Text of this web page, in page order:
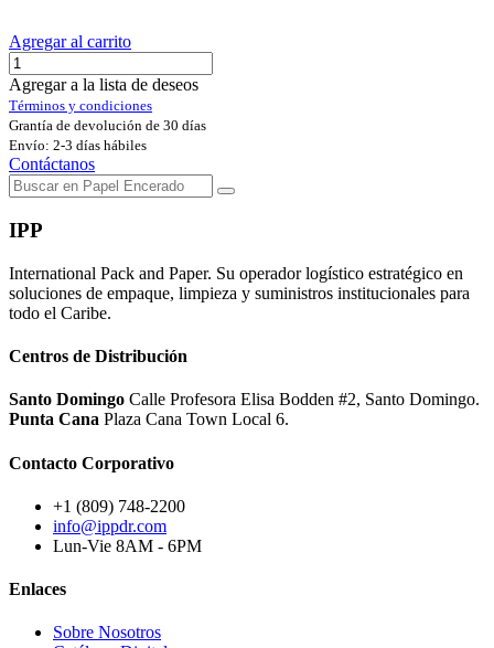
Agregar al carrito
Agregar a la lista de deseos
Términos y condiciones
Grantía de devolución de 30 días
Envío: 2-3 días hábiles
Contáctanos
IPP
International Pack and Paper. Su operador logístico estratégico en
soluciones de empaque, limpieza y suministros institucionales para
todo el Caribe.
Centros de Distribución
Santo Domingo Calle Profesora Elisa Bodden #2, Santo Domingo.
Punta Cana Plaza Cana Town Local 6.
Contacto Corporativo
+1 (809) 748-2200
info@ippdr.com
Lun-Vie 8AM - 6PM
Enlaces
Sobre Nosotros